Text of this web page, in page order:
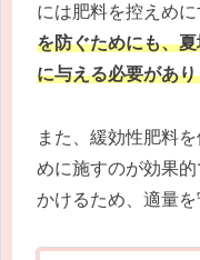
には肥料を控えめに
を防ぐためにも、
に与える必要があ
また、緩効性肥料
めに施すのが効果
かけるため、適量を